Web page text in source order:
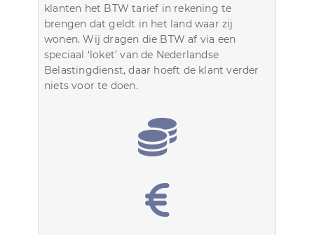
klanten het BTW tarief in rekening te
brengen dat geldt in het land waar zij
wonen. Wij dragen die BTW af via een
speciaal ‘loket’ van de Nederlandse
Belastingdienst, daar hoeft de klant verder
niets voor te doen.